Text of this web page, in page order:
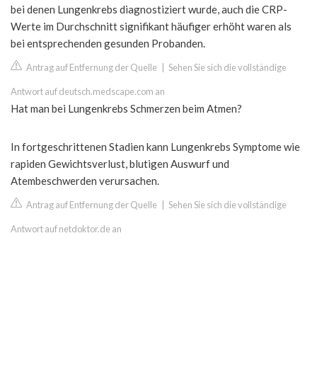
bei denen Lungenkrebs diagnostiziert wurde, auch die CRP-
Werte im Durchschnitt signifikant häufiger erhöht waren als
bei entsprechenden gesunden Probanden.
Antrag auf Entfernung der Quelle Sehen Sie sich die vollständige
Antwort auf deutsch.medscape.com an
Hat man bei Lungenkrebs Schmerzen beim Atmen?
In fortgeschrittenen Stadien kann Lungenkrebs Symptome wie
rapiden Gewichtsverlust, blutigen Auswurf und
Atembeschwerden verursachen.
Antrag auf Entfernung der Quelle Sehen Sie sich die vollständige
Antwort auf netdoktor.de an